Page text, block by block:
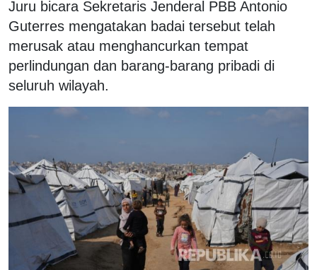
Juru bicara Sekretaris Jenderal PBB Antonio
Guterres mengatakan badai tersebut telah
merusak atau menghancurkan tempat
perlindungan dan barang-barang pribadi di
seluruh wilayah.